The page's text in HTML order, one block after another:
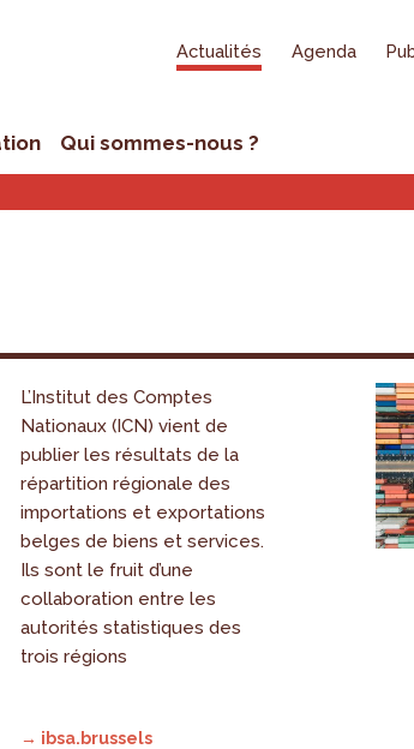
Actualités Agenda
Qui sommes-nous ?
L’Institut des Comptes
Nationaux (ICN) vient de
publier les résultats de la
répartition régionale des
importations et exportations
belges de biens et services.
Ils sont le fruit d’une
collaboration entre les
autorités statistiques des
trois régions
→ ibsa.brussels